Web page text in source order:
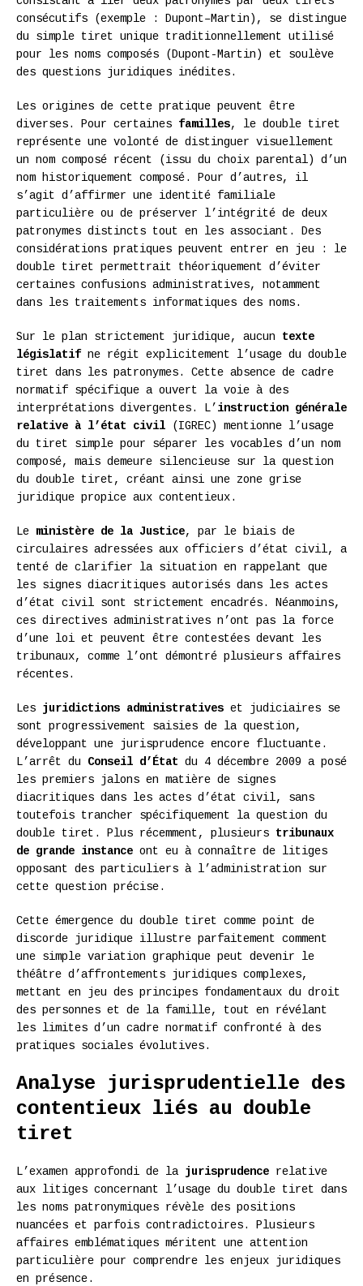
consécutifs (exemple : Dupont–Martin), se distingue
du simple tiret unique traditionnellement utilisé
pour les noms composés (Dupont-Martin) et soulève
des questions juridiques inédites.
Les origines de cette pratique peuvent être
diverses. Pour certaines familles, le double tiret
représente une volonté de distinguer visuellement
un nom composé récent (issu du choix parental) d’un
nom historiquement composé. Pour d’autres, il
s’agit d’affirmer une identité familiale
particulière ou de préserver l’intégrité de deux
patronymes distincts tout en les associant. Des
considérations pratiques peuvent entrer en jeu : le
double tiret permettrait théoriquement d’éviter
certaines confusions administratives, notamment
dans les traitements informatiques des noms.
Sur le plan strictement juridique, aucun texte
législatif ne régit explicitement l’usage du double
tiret dans les patronymes. Cette absence de cadre
normatif spécifique a ouvert la voie à des
interprétations divergentes. L’ instruction générale
relative à l’état civil (IGREC) mentionne l’usage
du tiret simple pour séparer les vocables d’un nom
composé, mais demeure silencieuse sur la question
du double tiret, créant ainsi une zone grise
juridique propice aux contentieux.
Le ministère de la Justice, par le biais de
circulaires adressées aux officiers d’état civil, a
tenté de clarifier la situation en rappelant que
les signes diacritiques autorisés dans les actes
d’état civil sont strictement encadrés. Néanmoins,
ces directives administratives n’ont pas la force
d’une loi et peuvent être contestées devant les
tribunaux, comme l’ont démontré plusieurs affaires
récentes.
Les juridictions administratives et judiciaires se
sont progressivement saisies de la question,
développant une jurisprudence encore fluctuante.
L’arrêt du Conseil d’État du 4 décembre 2009 a posé
les premiers jalons en matière de signes
diacritiques dans les actes d’état civil, sans
toutefois trancher spécifiquement la question du
double tiret. Plus récemment, plusieurs tribunaux
de grande instance ont eu à connaître de litiges
opposant des particuliers à l’administration sur
cette question précise.
Cette émergence du double tiret comme point de
discorde juridique illustre parfaitement comment
une simple variation graphique peut devenir le
théâtre d’affrontements juridiques complexes,
mettant en jeu des principes fondamentaux du droit
des personnes et de la famille, tout en révélant
les limites d’un cadre normatif confronté à des
pratiques sociales évolutives.
Analyse jurisprudentielle des
contentieux liés au double
tiret
L’examen approfondi de la jurisprudence relative
aux litiges concernant l’usage du double tiret dans
les noms patronymiques révèle des positions
nuancées et parfois contradictoires. Plusieurs
affaires emblématiques méritent une attention
particulière pour comprendre les enjeux juridiques
en présence.